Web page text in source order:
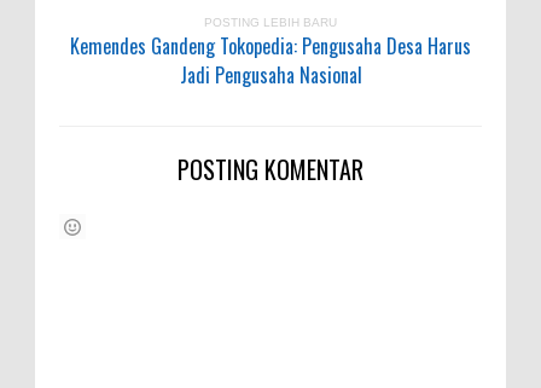
POSTING LEBIH BARU
Kemendes Gandeng Tokopedia: Pengusaha Desa Harus
Jadi Pengusaha Nasional
POSTING KOMENTAR